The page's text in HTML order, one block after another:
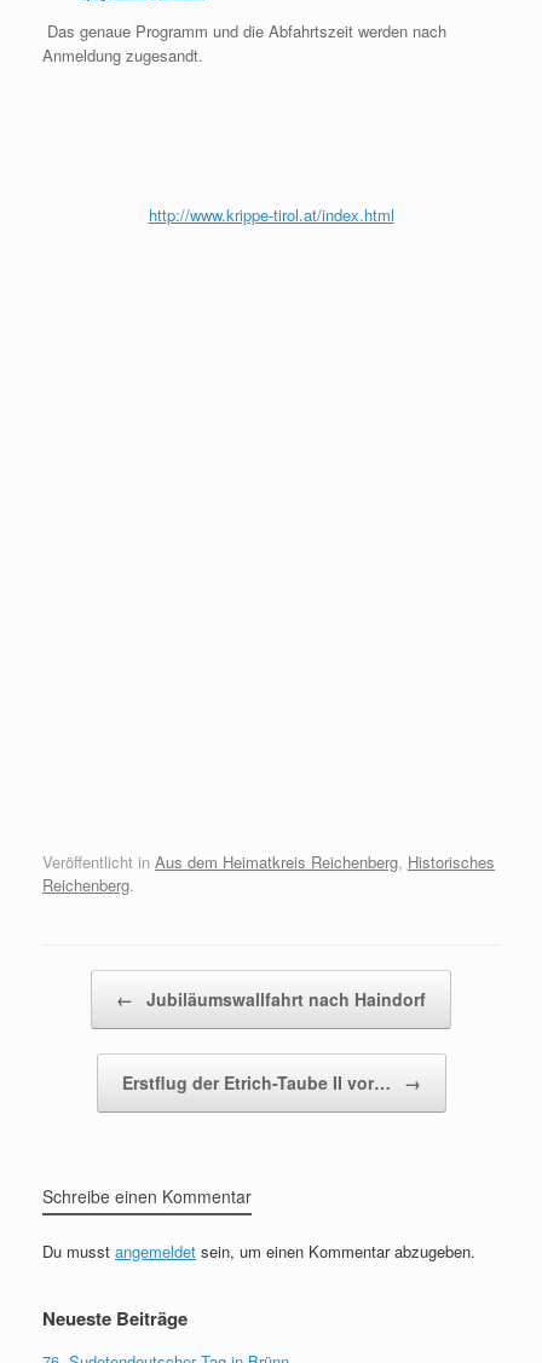
Das genaue Programm und die Abfahrtszeit werden nach
Anmeldung zugesandt.
http://www.krippe-tirol.at/index.html
Veröffentlicht in Aus dem Heimatkreis Reichenberg, Historisches
Reichenberg.
← Jubiläumswallfahrt nach Haindorf
Erstflug der Etrich-Taube II vor… →
Schreibe einen Kommentar
Du musst angemeldet sein, um einen Kommentar abzugeben.
Neueste Beiträge